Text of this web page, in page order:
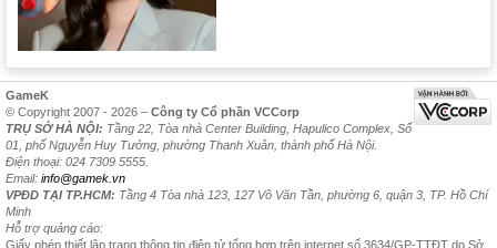
GameK
© Copyright 2007 - 2026 – Công ty Cổ phần VCCorp
TRỤ SỞ HÀ NỘI: Tầng 22, Tòa nhà Center Building, Hapulico Complex, Số
01, phố Nguyễn Huy Tưởng, phường Thanh Xuân, thành phố Hà Nội.
Điện thoại: 024 7309 5555.
Email: info@gamek.vn
VPĐD TẠI TP.HCM: Tầng 4 Tòa nhà 123, 127 Võ Văn Tần, phường 6, quận 3, TP. Hồ Chí
Minh
Hỗ trợ quảng cáo:
Giấy phép thiết lập trang thông tin điện tử tổng hợp trên internet số 3634/GP-TTĐT do Sở